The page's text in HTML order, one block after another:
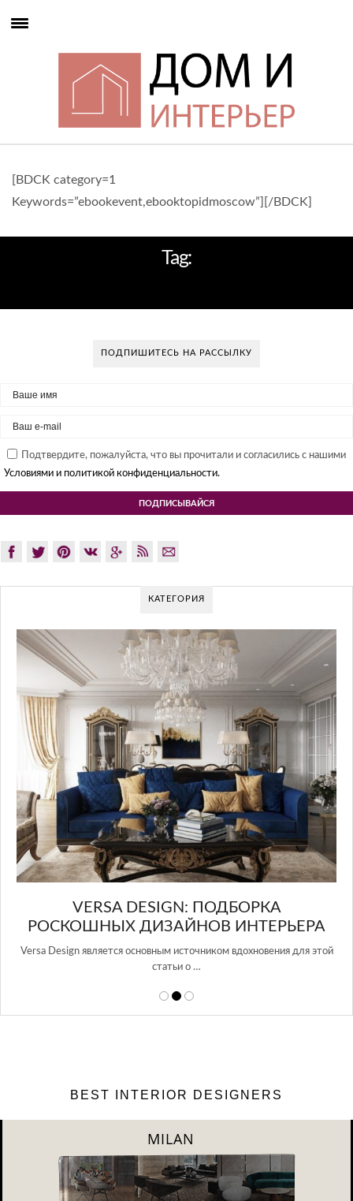
[BDCK category=1
Keywords=”ebookevent,ebooktopidmoscow”][/BDCK]
Tag:
ПОДПИШИТЕСЬ НА РАССЫЛКУ
Подтвердите, пожалуйста, что вы прочитали и согласились с нашими
Условиями и политикой конфиденциальности.
КАТЕГОРИЯ
DESIGN: ПОДБОРКА
ДИЗАЙНОВ ИНТЕРЬЕРА
основным источником вдохновения для этой
GLAZOV
Glazov Design Group-
BEST INTERIOR DESIGNERS
DUBAI